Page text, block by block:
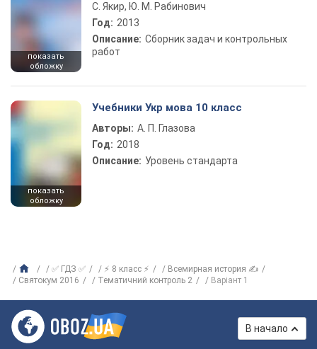
показать
обложку
С. Якир, Ю. М. Рабинович
Год: 2013
Описание: Сборник задач и контрольных
работ
показать
обложку
Учебники Укр мова 10 класс
Авторы: А. П. Глазова
Год: 2018
Описание: Уровень стандарта
✅ ГДЗ ✅ ⚡ 8 класс ⚡
Всемирная история ✍
Святокум 2016
Тематичний контроль 2 Варіант 1
В начало